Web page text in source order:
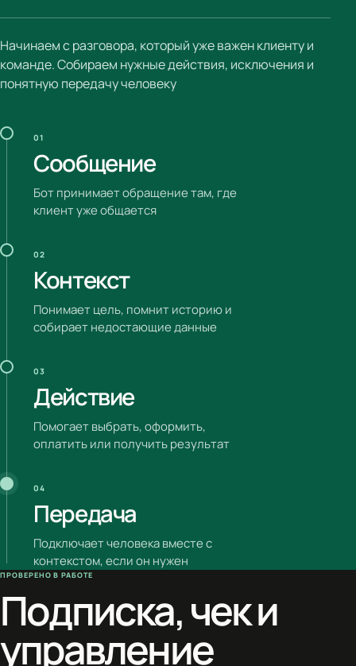
Начинаем с разговора, который уже важен клиенту и
команде. Собираем нужные действия, исключения и
понятную передачу человеку
01
Сообщение
Бот принимает обращение там, где
клиент уже общается
02
Контекст
Понимает цель, помнит историю и
собирает недостающие данные
03
Действие
Помогает выбрать, оформить,
оплатить или получить результат
04
Передача
Подключает человека вместе с
контекстом, если он нужен
ПРОВЕРЕНО В РАБОТЕ
Подписка, чек и
управление